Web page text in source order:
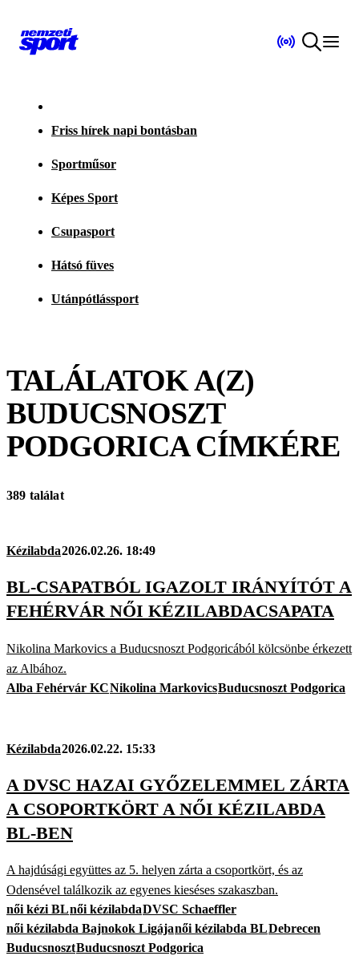
Friss hírek napi bontásban
Sportműsor
Képes Sport
Csupasport
Hátsó füves
Utánpótlássport
TALÁLATOK A(Z)
BUDUCSNOSZT
PODGORICACÍMKÉRE
389 találat
Kézilabda2026.02.26. 18:49
BL-CSAPATBÓL IGAZOLT IRÁNYÍTÓT A
FEHÉRVÁR NŐI KÉZILABDACSAPATA
Nikolina Markovics a Buducsnoszt Podgoricából kölcsönbe érkezett
az Albához.
Alba Fehérvár KCNikolina MarkovicsBuducsnoszt Podgorica
Kézilabda2026.02.22. 15:33
A DVSC HAZAI GYŐZELEMMEL ZÁRTA
A CSOPORTKÖRT A NŐI KÉZILABDA
BL-BEN
A hajdúsági együttes az 5. helyen zárta a csoportkört, és az
Odensével találkozik az egyenes kieséses szakaszban.
női kézi BLnői kézilabdaDVSC Schaeffler
női kézilabda Bajnokok Ligájanői kézilabda BLDebrecen
BuducsnosztBuducsnoszt Podgorica